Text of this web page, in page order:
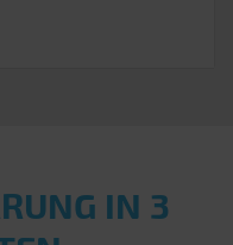
IN 3